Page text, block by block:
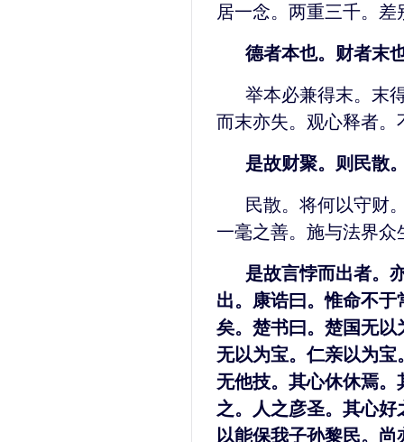
居一念。两重三千。
德者本也。财者末
举本必兼得末。末
而末亦失。观心释者
是故财聚。则民散
民散。将何以守财
一毫之善。施与法界
是故言悖而出者。
出。康诰曰。惟命不
矣。楚书曰。楚国无
无以为宝。仁亲以为
无他技。其心休休焉
之。人之彦圣。其心
以能保我子孙黎民。